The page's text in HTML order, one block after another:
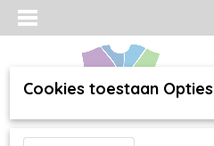
Inloggen Registreren
Cookies toestaan Opties